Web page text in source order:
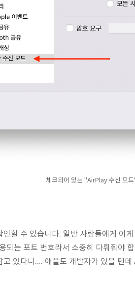
체크되어 있는 "AirPlay 수신 모
할 수 있습니다. 일반 사람들에게 이
되는 포트 번호라서 소중히 다뤄줘야
고 있다니.... 애플도 개발자가 있을 텐